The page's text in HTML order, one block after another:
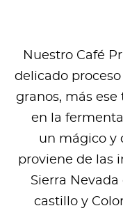
Nuestro Café
delicado
granos, más
en la
un mágico y
proviene de las
Sierra
castillo y